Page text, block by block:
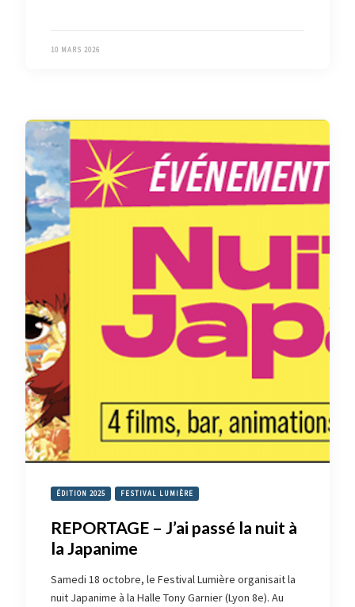
10 MARS 2026
ÉDITION 2025 FESTIVAL LUMIÈRE
REPORTAGE – J’ai passé la nuit à
la Japanime
Samedi 18 octobre, le Festival Lumière organisait la
nuit Japanime à la Halle Tony Garnier (Lyon 8e). Au